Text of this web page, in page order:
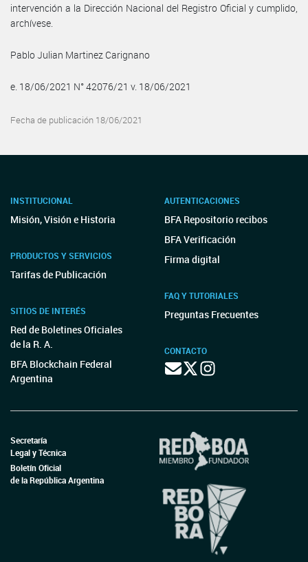
intervención a la Dirección Nacional del Registro Oficial y cumplido,
archívese.
Pablo Julian Martinez Carignano
e. 18/06/2021 N° 42076/21 v. 18/06/2021
Fecha de publicación 18/06/2021
INSTITUCIONAL
Misión, Visión e Historia
PRODUCTOS Y SERVICIOS
Tarifas de Publicación
SITIOS DE INTERÉS
Red de Boletines Oficiales
de la R. A.
BFA Blockchain Federal
Argentina
AUTENTICACIONES
BFA Repositorio recibos
BFA Verificación
Firma digital
FAQ Y TUTORIALES
Preguntas Frecuentes
CONTACTO
Secretaría
Legal y Técnica
Boletín Oficial
de la República Argentina